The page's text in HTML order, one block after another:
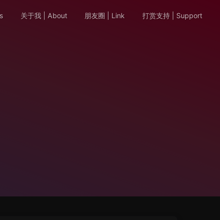
关于我 | About 朋友圈 | Link 打赏支持 | Support